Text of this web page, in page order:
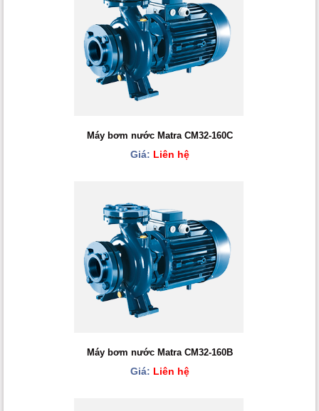
Máy bơm nước Matra CM32-160C
Giá: Liên hệ
Máy bơm nước Matra CM32-160B
Giá: Liên hệ